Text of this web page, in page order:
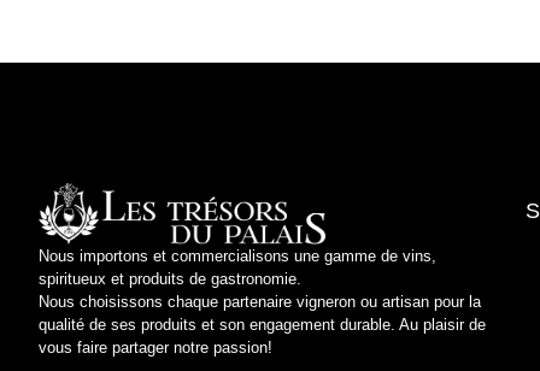
Nous importons et commercialisons une gamme de vins,
spiritueux et produits de gastronomie.
Nous choisissons chaque partenaire vigneron ou artisan pour la
qualité de ses produits et son engagement durable. Au plaisir de
vous faire partager notre passion!